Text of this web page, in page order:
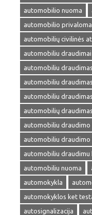
automobilio nuoma
automobilio
automobilių civilinės
automobiliu draudimai
automobiliu
automobiliu
automobiliu
automobilių
automobiliu draudimo
automobiliu draudimo
automobiliu draudimu
automobiliu nuoma
automokykla
automokyklos ket
autosignalizacija